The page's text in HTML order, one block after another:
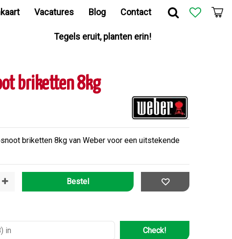
Vacatures Blog Contact
Tegels eruit, planten erin!
briketten 8kg
briketten 8kg van Weber voor een uitstekende
Check!